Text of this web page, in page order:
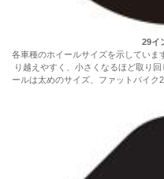
29イ
各車種のホイールサイズを示してい
り越えやすく、小さくなるほど取り
ールは太めのサイズ、ファットバイ